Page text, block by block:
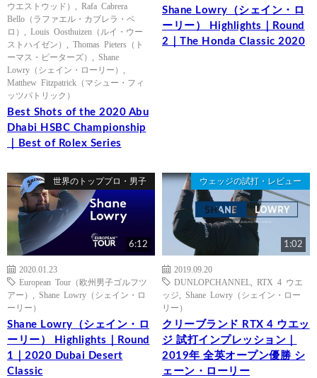
ウエストウッド）
Rafa Cabrera
Bello（ラファエル・カブレラ・ベ
ロ）
Louis Oosthuizen（ルイ・ウー
ストハイゼン）
Thomas Pieters（ト
ーマス・ピーターズ）
Shane
Lowry（シェイン・ローリー）
Matthew Fitzpatrick（マシュー・フィ
ッツパトリック）
Best Shots of the 2020 Abu
Dhabi HSBC Championship
｜Best of Rolex Series
Shane Lowry（シェイン・ロ
ーリー） Highlights｜Round
2｜The Honda Classic 2020
世界のトッププロ・男子
6:12
2020.01.23
European Tour（欧州男子ゴルフツ
アー）
Shane Lowry（シェイン・ロ
ーリー）
Shane Lowry（シェイン・ロ
ーリー） Highlights｜Round
1｜2020 Dubai Desert
Classic
ウェッジの試打・レビュー
1:02
2019.09.20
DUNLOPCHANNEL
RTX 4 ウエ
ッジ
Shane Lowry（シェイン・ロー
リー）
クリーブランド RTX 4 ウエッ
ジ 試打インプレッション｜
2019年 全英オープン優勝 シ
ェーン・ローリー